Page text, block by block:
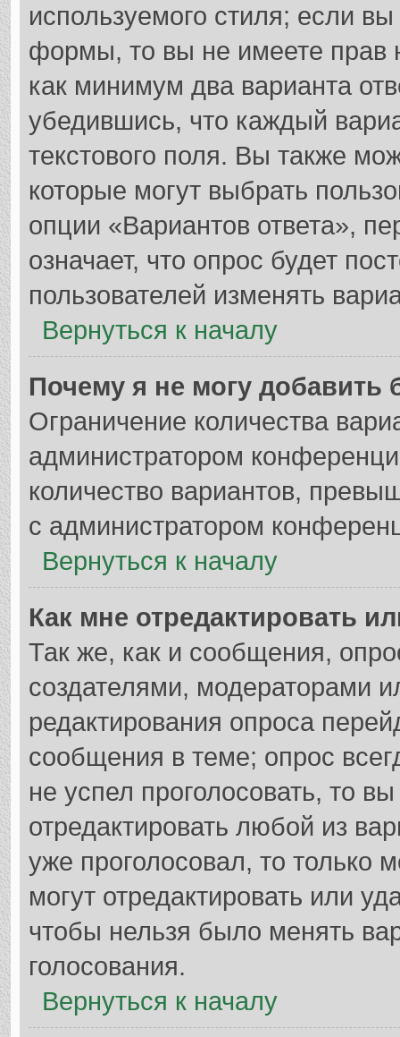
используемого стиля; если
формы, то вы не имеете прав
как минимум два варианта
убедившись, что каждый
текстового поля. Вы также
которые могут выбрать
опции «Вариантов ответа»,
означает, что опрос будет
пользователей изменять
Вернуться к началу
Почему я не могу добавить
Ограничение количества
администратором
количество вариантов,
с администратором
Вернуться к началу
Как мне отредактировать
Так же, как и сообщения,
создателями, модераторами
редактирования опроса
сообщения в теме; опрос
не успел проголосовать, то
отредактировать любой из
уже проголосовал, то только
могут отредактировать или
чтобы нельзя было менять
голосования.
Вернуться к началу